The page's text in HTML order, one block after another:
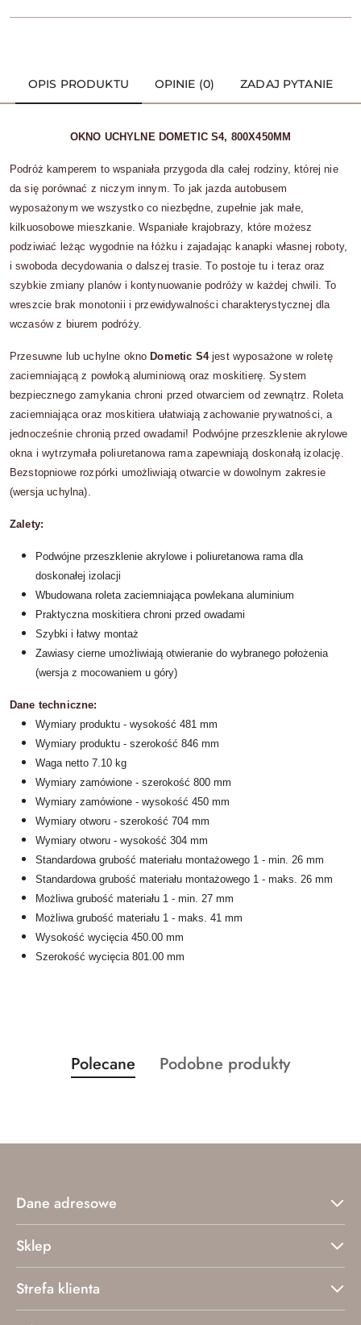
OPIS PRODUKTU OPINIE (0) ZADAJ PYTANIE
OKNO UCHYLNE DOMETIC S4, 800X450MM
Podróż kamperem to wspaniała przygoda dla całej rodziny, której nie
da się porównać z niczym innym. To jak jazda autobusem
wyposażonym we wszystko co niezbędne, zupełnie jak małe,
kilkuosobowe mieszkanie. Wspaniałe krajobrazy, które możesz
podziwiać leżąc wygodnie na łóżku i zajadając kanapki własnej roboty,
i swoboda decydowania o dalszej trasie. To postoje tu i teraz oraz
szybkie zmiany planów i kontynuowanie podróży w każdej chwili. To
wreszcie brak monotonii i przewidywalności charakterystycznej dla
wczasów z biurem podróży.
Przesuwne lub uchylne okno Dometic S4jest wyposażone w roletę
zaciemniającą z powłoką aluminiową oraz moskitierę. System
bezpiecznego zamykania chroni przed otwarciem od zewnątrz. Roleta
zaciemniająca oraz moskitiera ułatwiają zachowanie prywatności, a
jednocześnie chronią przed owadami! Podwójne przeszklenie akrylowe
okna i wytrzymała poliuretanowa rama zapewniają doskonałą izolację.
Bezstopniowe rozpórki umożliwiają otwarcie w dowolnym zakresie
(wersja uchylna).
Zalety:
Podwójne przeszklenie akrylowe i poliuretanowa rama dla
doskonałej izolacji
Wbudowana roleta zaciemniająca powlekana aluminium
Praktyczna moskitiera chroni przed owadami
Szybki i łatwy montaż
Zawiasy cierne umożliwiają otwieranie do wybranego położenia
(wersja z mocowaniem u góry)
Dane techniczne:
Wymiary produktu - wysokość 481 mm
Wymiary produktu - szerokość 846 mm
Waga netto 7.10 kg
Wymiary zamówione - szerokość 800 mm
Wymiary zamówione - wysokość 450 mm
Wymiary otworu - szerokość 704 mm
Wymiary otworu - wysokość 304 mm
Standardowa grubość materiału montażowego 1 - min. 26 mm
Standardowa grubość materiału montażowego 1 - maks. 26 mm
Możliwa grubość materiału 1 - min. 27 mm
Możliwa grubość materiału 1 - maks. 41 mm
Wysokość wycięcia 450.00 mm
Szerokość wycięcia 801.00 mm
Pomiń karuzelę produktów
Produkty
o
Polecane
Produkty
Podobne produkty
Dane adresowe
Sklep
Strefa klienta